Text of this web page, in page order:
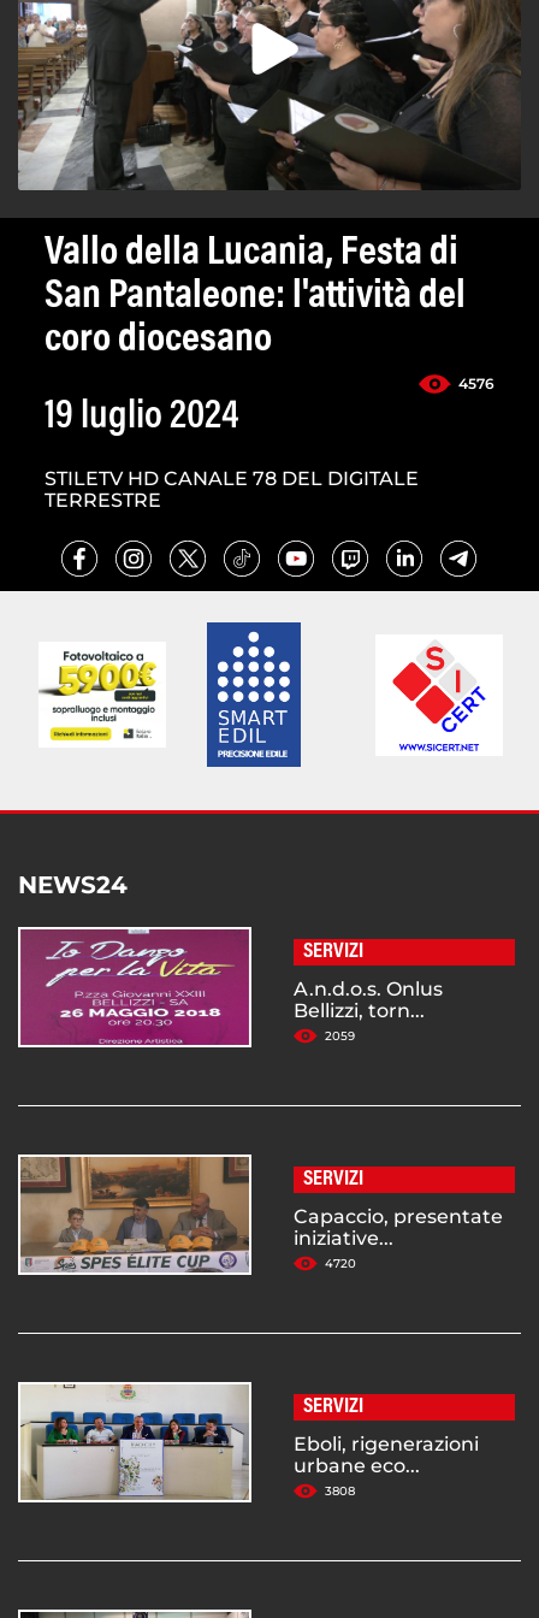
Vallo della Lucania, Festa di
San Pantaleone: l'attività del
coro diocesano
4576
19 luglio 2024
STILETV HD CANALE 78 DEL DIGITALE
TERRESTRE
NEWS24
SERVIZI
A.n.d.o.s. Onlus
Bellizzi, torn...
2059
SERVIZI
Capaccio, presentate
iniziative...
4720
SERVIZI
Eboli, rigenerazioni
urbane eco...
3808